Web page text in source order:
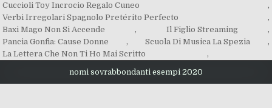
Cuccioli Toy Incrocio Regalo Cuneo
,
Verbi Irregolari Spagnolo Pretérito Perfecto
,
Baxi Mago Non Si Accende
, Il Figlio Streaming
,
Pancia Gonfia: Cause Donne
, Scuola Di Musica La Spezia
,
La Lettera Che Non Ti Ho Mai Scritto
,
nomi sovrabbondanti esempi 2020